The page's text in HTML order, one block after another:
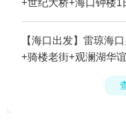
泉亲水乐园+华彩.杰
艇会1日游
【海口出发】雷琼海
+骑楼老街+观澜湖华